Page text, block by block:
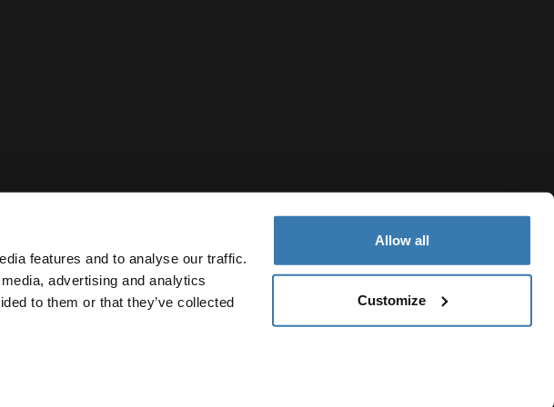
features and to analyse our traffic.
advertising and analytics
to them or that they’ve collected
Allow all
Customize
Aviso de privacidad Política de cookies Configuración de cookies Current market/
Nicaragua